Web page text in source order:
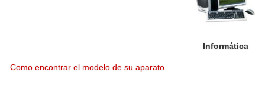
Informática
Como encontrar el modelo de su aparato